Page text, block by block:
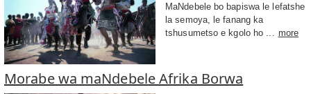
MaNdebele bo bapiswa le lefatshe
la semoya, le fanang ka
tshusumetso e kgolo ho ... more
Morabe wa maNdebele Afrika Borwa